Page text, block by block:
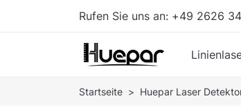
Rufen Sie uns an: +49 2626
Startseite Huepar Laser